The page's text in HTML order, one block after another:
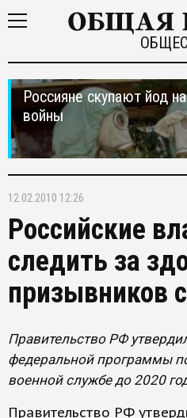
Россияне скупают йод
войны
12.02.2010 12:26
Российские
следить за
призывников
Правительство РФ
федеральной программы
военной службе до 2020
Правительство РФ